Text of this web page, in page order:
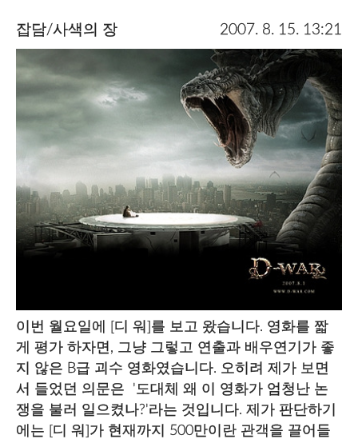
잡담/사색의 장 2007. 8. 15. 13:21
이번 월요일에 [디 워]를 보고 왔습니다. 영화를 짧
게 평가 하자면, 그냥 그렇고 연출과 배우연기가 좋
지 않은 B급 괴수 영화였습니다. 오히려 제가 보면
서 들었던 의문은 '도대체 왜 이 영화가 엄청난 논
쟁을 불러 일으켰나?'라는 것입니다. 제가 판단하기
에는 [디 워]가 현재까지 500만이란 관객을 끌어들